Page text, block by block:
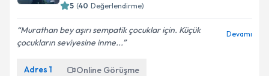
Kişisel verilerimin işlenmesine ilişkin
kapsamda işlenmesini kabul ediyorum.
5 (40 Değerlendirme)
Murathan bey aşırı sempatik çocuklar için. Küçük
çocukların seviyesine inme...
Devamı
Adres 1 Online Görüşme